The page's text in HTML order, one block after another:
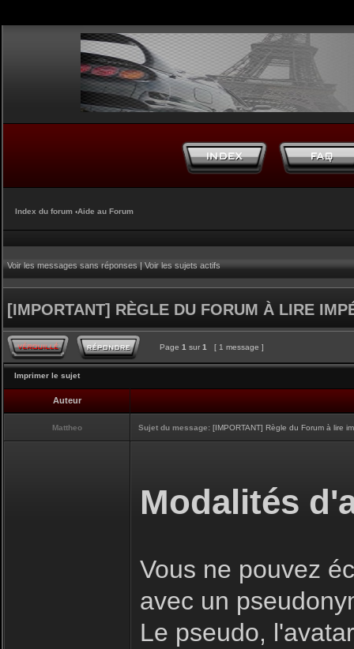
Index du forum ‹Aide au Forum
Voir les messages sans réponses|Voir les sujets actifs
[IMPORTANT] RÈGLE DU FORUM À LIRE
Page 1 sur 1 [ 1 message ]
Imprimer le sujet
Auteur
Mattheo Sujet du message: [IMPORTANT] Règle du Forum à lire
Modalités
Vous ne pouvez
avec un
Le pseudo,